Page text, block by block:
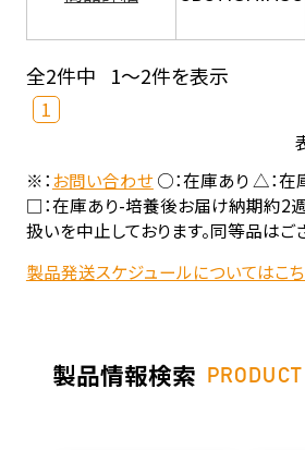
全2件中 1～2件を表示
1
※：お問い合わせ○：在庫あり △：在
□：在庫あり-培養後お届け納期約2
扱いを中止しております。同等品はご
製品発送スケジュールについてはこ
製品情報検索